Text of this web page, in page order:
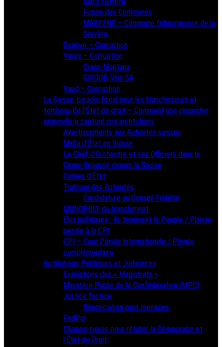
Fusion des Communes
MARSENS – Commune fribourgeoise de la
Gruyère
Genève – Corruption
Valais – Corruption
Crans-Montana
GIROUD-Vins SA
Vaud – Corruption
La Suisse, paradis fiscal pour les blanchisseurs et
tombeau de l’État de droit – Comment une oligarchie
criminelle a capturé nos institutions
Avertissements aux Autorités suisses
Mafia d’État en Suisse
Le Chef d’Orchestre et ses Officiers dans le
Crime Organisé depuis la Suisse
Crimes d’État
Trahison des Autorités
Candidature au Conseil Fédéral
MONOPOLY du blanchiment
Élus politiques : Ils trompent le Peuple / Plainte
pénale à la CPI
CPI – Cour Pénale Internationale / Plainte
complémentaire
Institutions Politiques et Judiciaires
Évaluations des « Magistrats »
Ministère Public de la Confédération (MPC)
Justice factice
Dénonciation pour menaces
FedPol
L’Armée suisse pour rétablir la Démocratie et
l’État de Droit